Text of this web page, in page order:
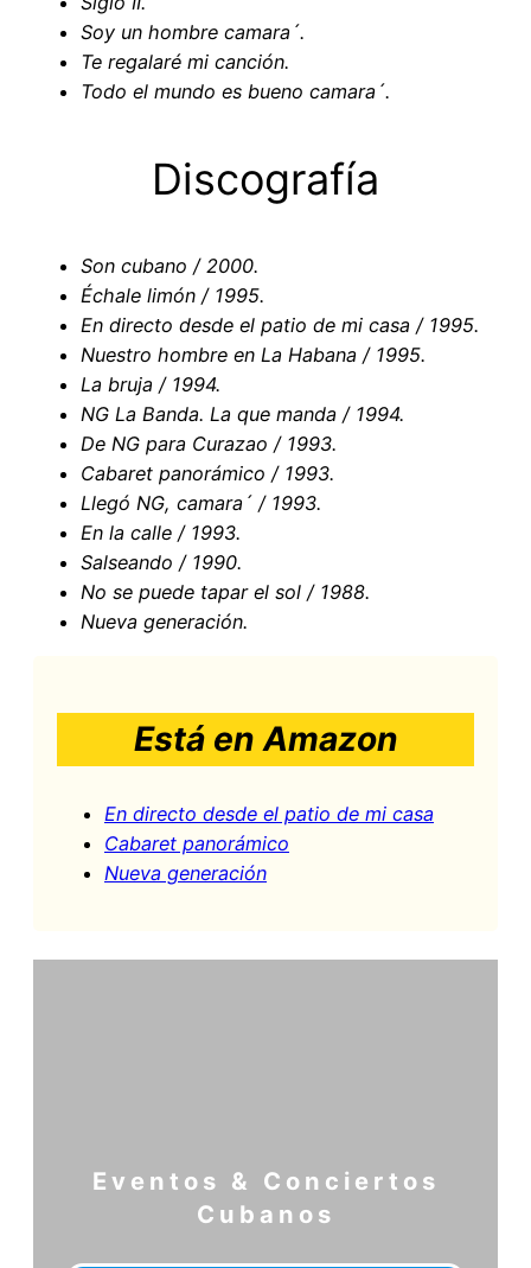
Soy un hombre camara´.
Te regalaré mi canción.
Todo el mundo es bueno camara´.
Discografía
Son cubano / 2000.
Échale limón / 1995.
En directo desde el patio de mi casa / 1995.
Nuestro hombre en La Habana / 1995.
La bruja / 1994.
NG La Banda. La que manda / 1994.
De NG para Curazao / 1993.
Cabaret panorámico / 1993.
Llegó NG, camara´ / 1993.
En la calle / 1993.
Salseando / 1990.
No se puede tapar el sol / 1988.
Nueva generación.
Está en Amazon
En directo desde el patio de mi casa
Cabaret panorámico
Nueva generación
Eventos & Conciertos
Cubanos